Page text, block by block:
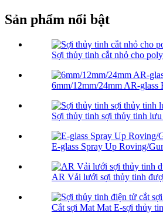
Sản phẩm nổi bật
Sợi thủy tinh cắt nhỏ cho
6mm/12mm/24mm AR-glass
Sợi thủy tinh sợi thủy tinh
E-glass Spray Up Roving/
AR Vải lưới sợi thủy tinh
Cắt sợi Mat Mat E-sợi thủy